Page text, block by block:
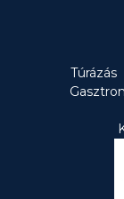
Túrázás